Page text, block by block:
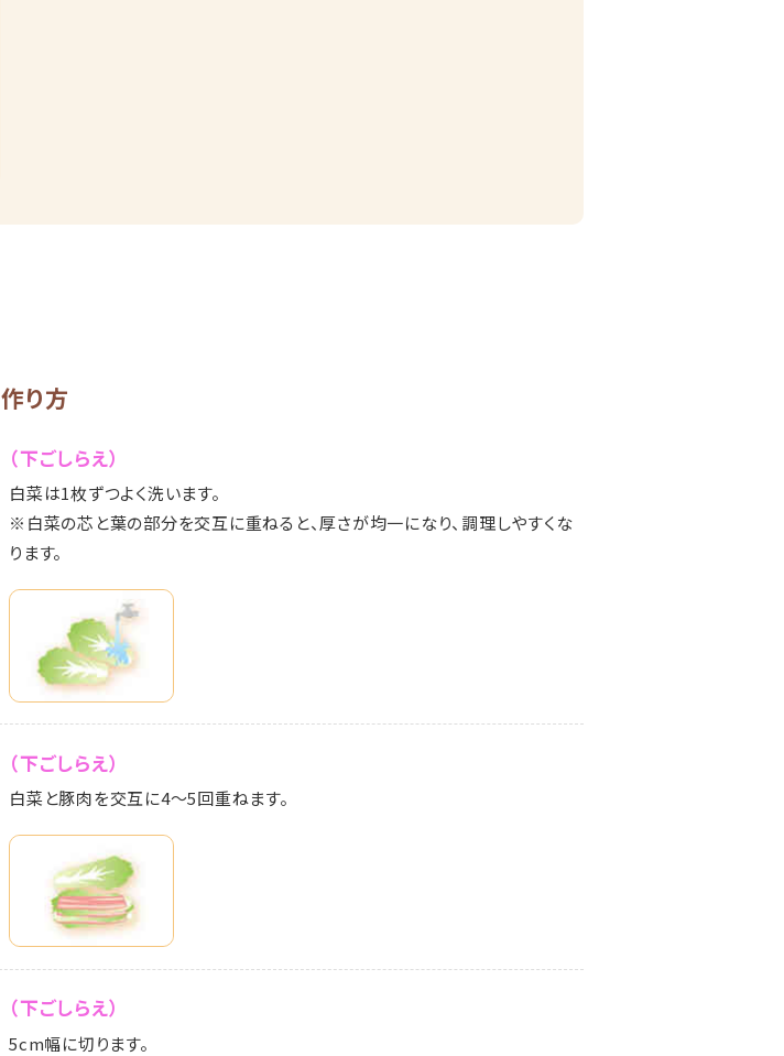
作り方
（下ごしらえ）
白菜は1枚ずつよく洗います。
※白菜の芯と葉の部分を交互に重ねると、厚さが均一になり、調理しやすくな
ります。
（下ごしらえ）
白菜と豚肉を交互に4～5回重ねます。
（下ごしらえ）
5cm幅に切ります。